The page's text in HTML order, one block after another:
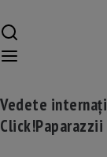
Vedete
Click!